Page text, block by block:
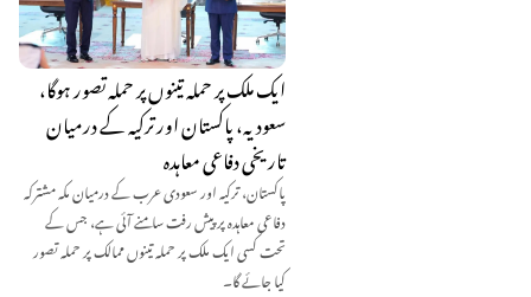
ایک ملک پر حملہ تینوں پر حملہ تصور ہوگا،
سعودیہ، پاکستان اور ترکیہ کے درمیان
تاریخی دفاعی معاہدہ
پاکستان، ترکیہ اور سعودی عرب کے درمیان مکہ مشترکہ
دفاعی معاہدہ پر پیش رفت سامنے آئی ہے، جس کے
تحت کسی ایک ملک پر حملہ تینوں ممالک پر حملہ تصور
کیا جائے گا۔